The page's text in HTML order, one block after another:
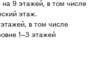
9 этажей, в том числе
этаж.
в том числе
1–3 этажей